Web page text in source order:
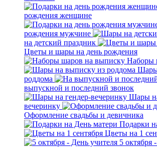
рождения женщине
рождения мужчине
на детский праздник
Цветы и шары на день рождения
Наборы
Шары
роддома
выпускной и последний звонок
Шары
вечеринку
Оформление свадьбы и девичника
Подарки
Цветы на 1
5 октября